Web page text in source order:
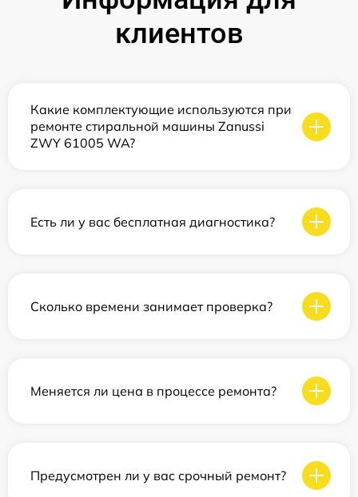
клиентов
Какие комплектующие используются при
ремонте стиральной машины Zanussi
ZWY 61005 WA?
Есть ли у вас бесплатная диагностика?
Сколько времени занимает проверка?
Меняется ли цена в процессе ремонта?
Предусмотрен ли у вас срочный ремонт?